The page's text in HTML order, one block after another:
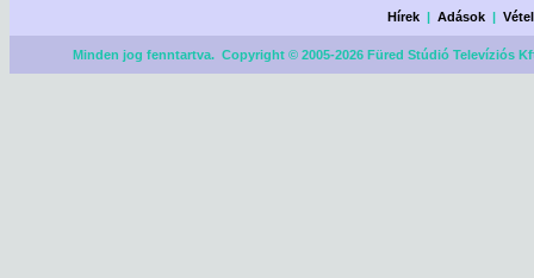
Hírek |Adások |
Minden jog fenntartva. Copyright © 2005-2026 Füred Stúdió Televíziós